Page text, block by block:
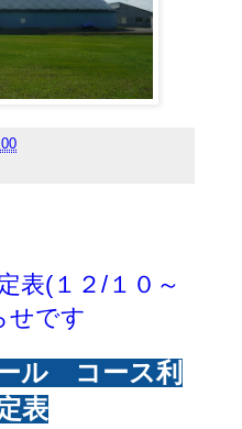
表(１２/１０～
せです
ル コース利
表